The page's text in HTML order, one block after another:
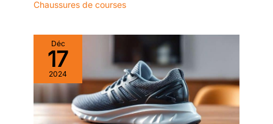
Chaussures de courses
Déc
17
2024